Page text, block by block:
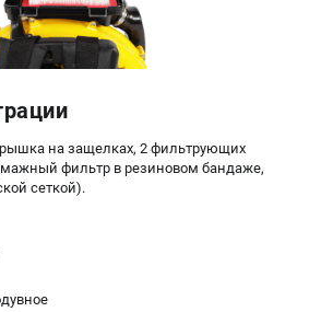
на защелках, 2 фильтрующих
фильтр в резиновом бандаже,
сеткой).